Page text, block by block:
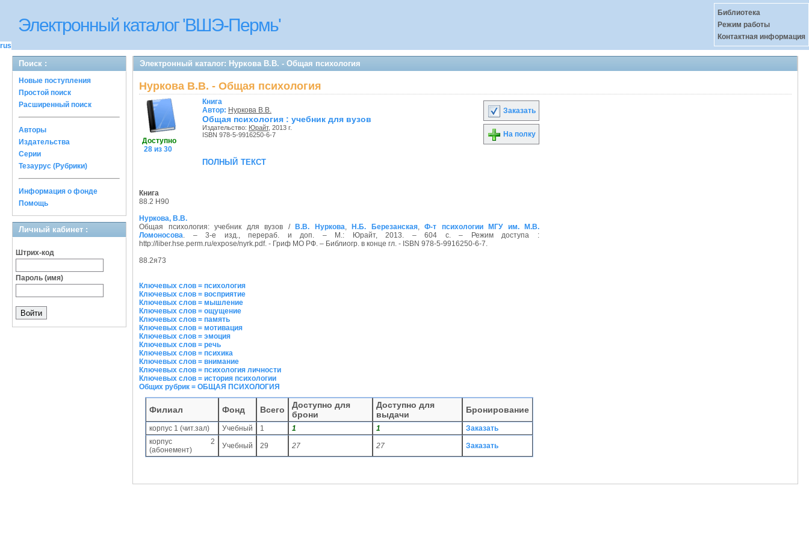
Электронный каталог 'ВШЭ-Пермь'
rus
Библиотека
Режим работы
Контактная информация
Поиск :
Новые поступления
Простой поиск
Расширенный поиск
Авторы
Издательства
Серии
Тезаурус (Рубрики)
Информация о фонде
Помощь
Личный кабинет :
Штрих-код
Пароль (имя)
Электронный каталог: Нуркова В.В. - Общая психология
Нуркова В.В. - Общая психология
Доступно
28 из 30
Книга
Автор: Нуркова В.В.
Общая психология : учебник для вузов
Издательство: Юрайт, 2013 г.
ISBN 978-5-9916250-6-7
полный текст
Заказать
На полку
Книга
88.2 Н90
Нуркова, В.В.
Общая психология: учебник для вузов /
В.В. Нуркова, Н.Б. Березанская, Ф-т психологии МГУ им. М.В.
Ломоносова. – 3-е изд., перераб. и доп. – М.: Юрайт, 2013. – 604 с. – Режим доступа :
http://liber.hse.perm.ru/expose/nyrk.pdf. - Гриф МО РФ. – Библиогр. в конце гл. - ISBN 978-5-9916250-6-7.
88.2я73
Ключевых слов = психология
Ключевых слов = восприятие
Ключевых слов = мышление
Ключевых слов = ощущение
Ключевых слов = память
Ключевых слов = мотивация
Ключевых слов = эмоция
Ключевых слов = речь
Ключевых слов = психика
Ключевых слов = внимание
Ключевых слов = психология личности
Ключевых слов = история психологии
Общих рубрик = ОБЩАЯ ПСИХОЛОГИЯ
Филиал Фонд Всего
Доступно для
брони
Доступно для
выдачи
Бронирование
корпус 1 (чит.зал) Учебный 1 1 1
Заказать
корпус 2
(абонемент)
Учебный 29 27 27 Заказать